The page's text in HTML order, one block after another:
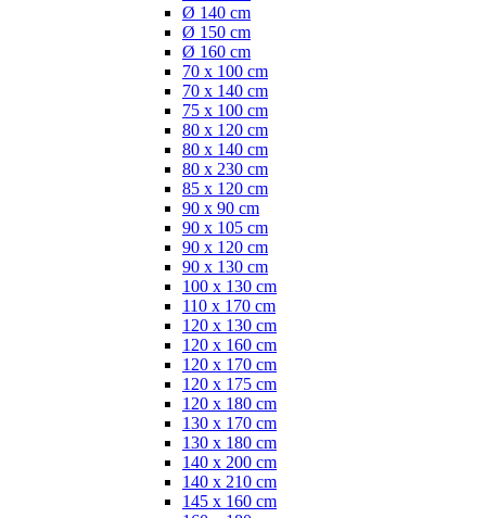
Ø 140 cm
Ø 150 cm
Ø 160 cm
70 x 100 cm
70 x 140 cm
75 x 100 cm
80 x 120 cm
80 x 140 cm
80 x 230 cm
85 x 120 cm
90 x 90 cm
90 x 105 cm
90 x 120 cm
90 x 130 cm
100 x 130 cm
110 x 170 cm
120 x 130 cm
120 x 160 cm
120 x 170 cm
120 x 175 cm
120 x 180 cm
130 x 170 cm
130 x 180 cm
140 x 200 cm
140 x 210 cm
145 x 160 cm